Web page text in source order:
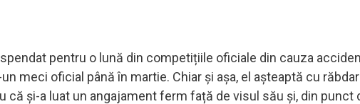
pentru o lună din competițiile oficiale din cauza
meci oficial până în martie. Chiar și așa, el așteaptă cu
că și-a luat un angajament ferm față de visul său și, din punct